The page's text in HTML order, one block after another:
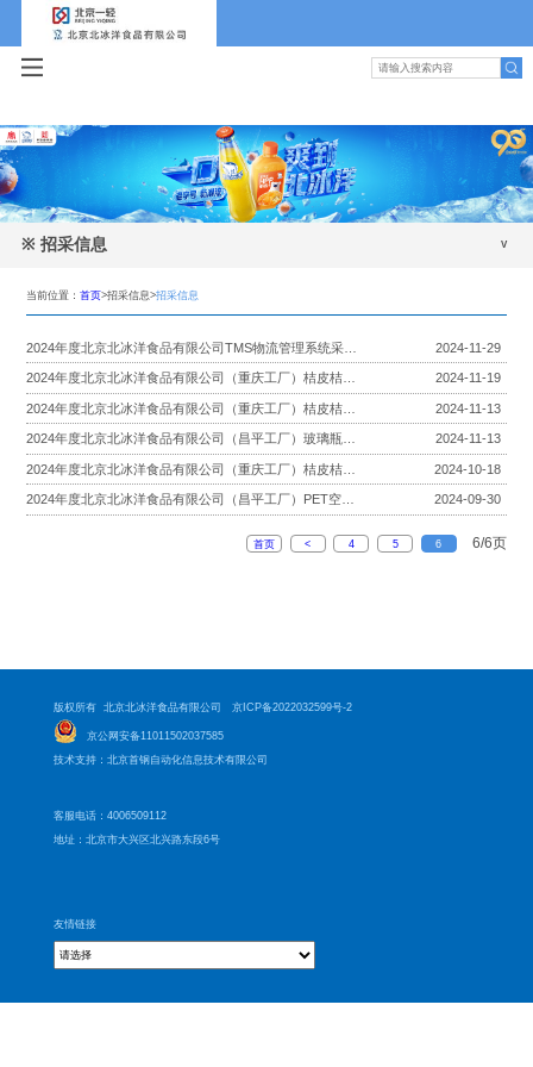
※ 招采信息
当前位置：首页>招采信息>招采信息
2024-11-29
2024-11-19
2024-11-13
2024-11-13
2024-10-18
2024-09-30
首页 < 4 5 6 6/6页
版权所有 北京北冰洋食品有限公司 京ICP备2022032599号-2
京公网安备11011502037585
技术支持：北京首钢自动化信息技术有限公司
客服电话：4006509112
地址：北京市大兴区北兴路东段6号
友情链接